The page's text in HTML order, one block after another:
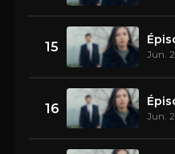
15 Jun.
16 Jun.